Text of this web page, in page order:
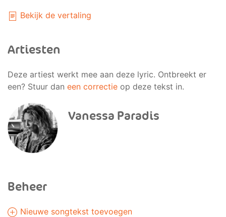
Bekijk de vertaling
Artiesten
Deze artiest werkt mee aan deze lyric. Ontbreekt er
een? Stuur dan een correctie op deze tekst in.
Vanessa Paradis
Beheer
Nieuwe songtekst toevoegen